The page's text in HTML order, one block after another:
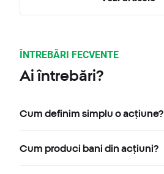
ÎNTREBĂRI FECVENTE
Ai întrebări?
Cum definim simplu o acțiune?
Cum produci bani din acțiuni?